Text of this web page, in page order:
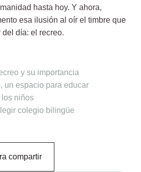
hasta hoy. Y ahora,
esa ilusión al oír el timbre que
día: el recreo.
y su importancia
un espacio para educar
los niños
colegio bilingüe
compartir